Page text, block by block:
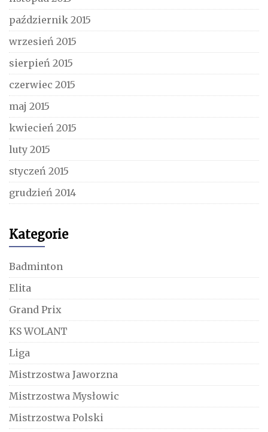
październik 2015
wrzesień 2015
sierpień 2015
czerwiec 2015
maj 2015
kwiecień 2015
luty 2015
styczeń 2015
grudzień 2014
Kategorie
Badminton
Elita
Grand Prix
KS WOLANT
Liga
Mistrzostwa Jaworzna
Mistrzostwa Mysłowic
Mistrzostwa Polski